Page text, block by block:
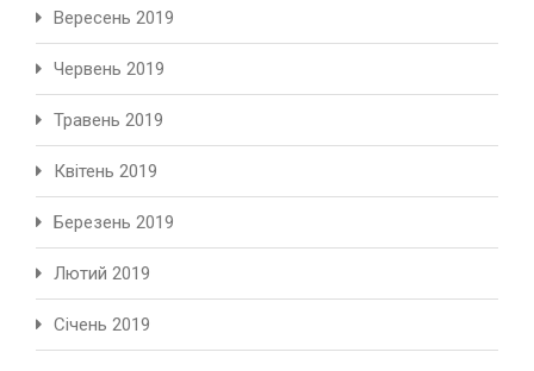
Вересень 2019
Червень 2019
Травень 2019
Квітень 2019
Березень 2019
Лютий 2019
Січень 2019